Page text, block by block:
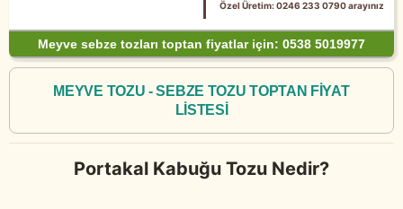
Özel Üretim: 0246 233 0790 arayınız
Meyve sebze tozları toptan fiyatlar için: 0538 5019977
MEYVE TOZU - SEBZE TOZU TOPTAN FİYAT
LİSTESİ
Portakal Kabuğu Tozu Nedir?